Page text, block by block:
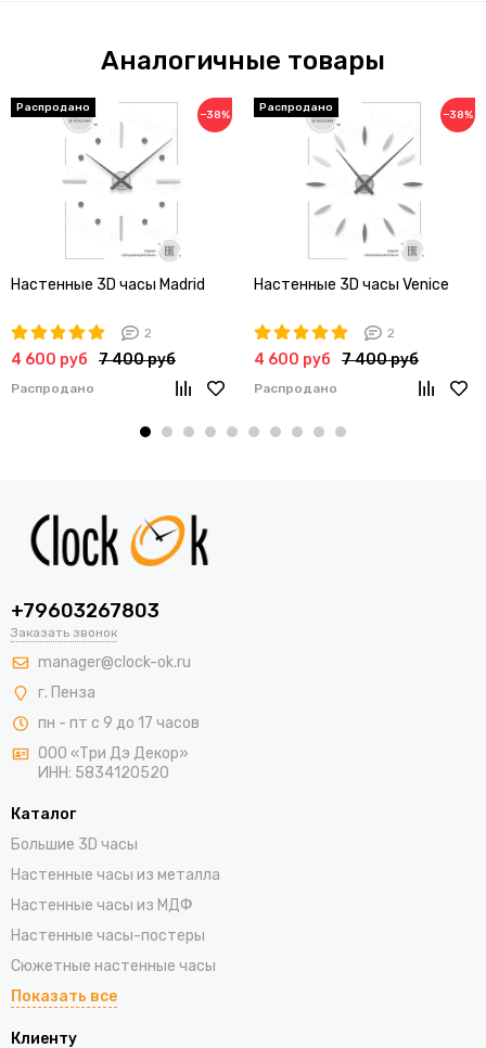
Аналогичные товары
−38%
Настенные 3D часы Madrid
2
4 600 руб 7 400 руб
Распродано
−38%
Настенные 3D часы Venice
2
4 600 руб 7 400 руб
Распродано
+79603267803
Заказать звонок
manager@clock-ok.ru
г. Пенза
пн - пт с 9 до 17 часов
ООО «Три Дэ Декор»
ИНН: 5834120520
Каталог
Большие 3D часы
Настенные часы из металла
Настенные часы из МДФ
Настенные часы-постеры
Сюжетные настенные часы
Показать все
Клиенту